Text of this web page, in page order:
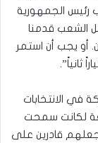
رئيس الجمهورية
الشعب قدمنا
أو يجب أن استمر
ثانياً”.
في الانتخابات
لكانت سمحت
قادرين على